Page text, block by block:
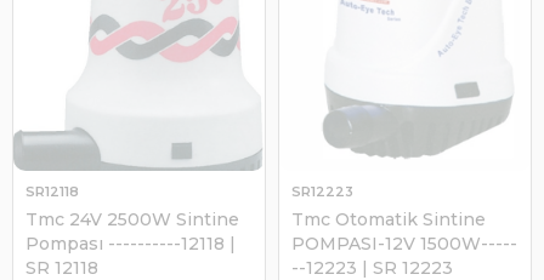
Tmc 24V 2500W Sintine
Pompası ----------12118 |
SR 12118
SR12118
Tmc Otomatik Sintine
POMPASI-12V 1500W-----
--12223 | SR 12223
SR12223